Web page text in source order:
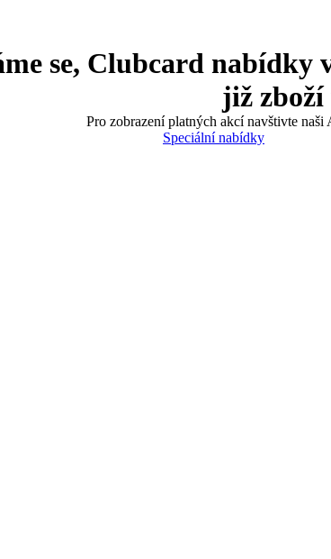
se, Clubcard
již
Pro zobrazení platných akcí navštivte
Speciální nabídky